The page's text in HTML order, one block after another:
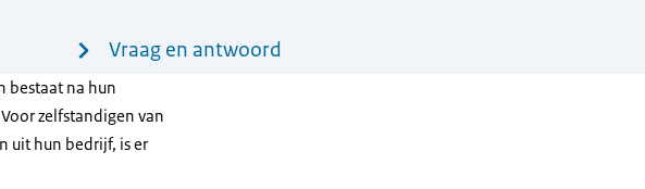
Vraag en antwoord
bestaat na hun
zelfstandigen van
uit hun bedrijf, is er